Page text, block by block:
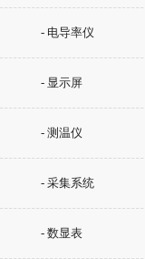
- 电导率仪
- 显示屏
- 测温仪
- 采集系统
- 数显表